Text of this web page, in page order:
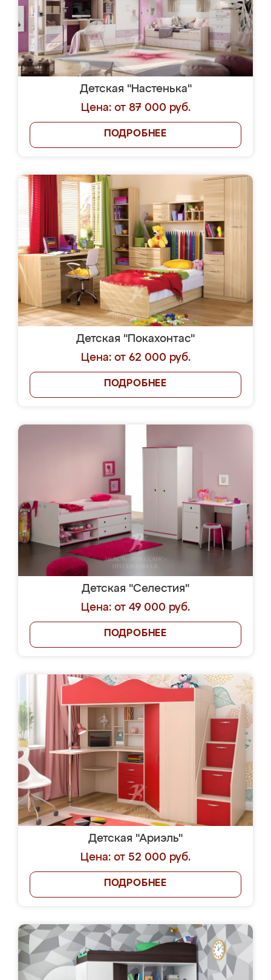
Детская "Настенька"
Цена: от 87 000 руб.
ПОДРОБНЕЕ
Детская "Покахонтас"
Цена: от 62 000 руб.
ПОДРОБНЕЕ
Детская "Селестия"
Цена: от 49 000 руб.
ПОДРОБНЕЕ
Детская "Ариэль"
Цена: от 52 000 руб.
ПОДРОБНЕЕ